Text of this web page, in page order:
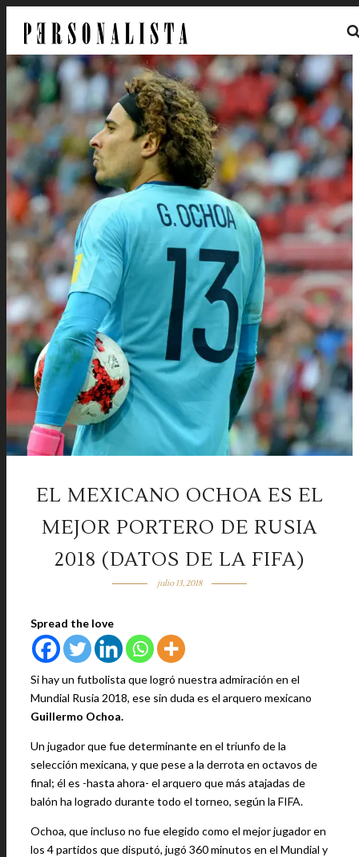
EL MEXICANO OCHOA ES EL
MEJOR PORTERO DE RUSIA
2018 (DATOS DE LA FIFA)
julio 13, 2018
Spread the love
Si hay un futbolista que logró nuestra admiración en el
Mundial Rusia 2018, ese sin duda es el arquero mexicano
Guillermo Ochoa.
Un jugador que fue determinante en el triunfo de la
selección mexicana, y que pese a la derrota en octavos de
final; él es -hasta ahora- el arquero que más atajadas de
balón ha logrado durante todo el torneo, según la FIFA.
Ochoa, que incluso no fue elegido como el mejor jugador en
los 4 partidos que disputó, jugó 360 minutos en el Mundial y